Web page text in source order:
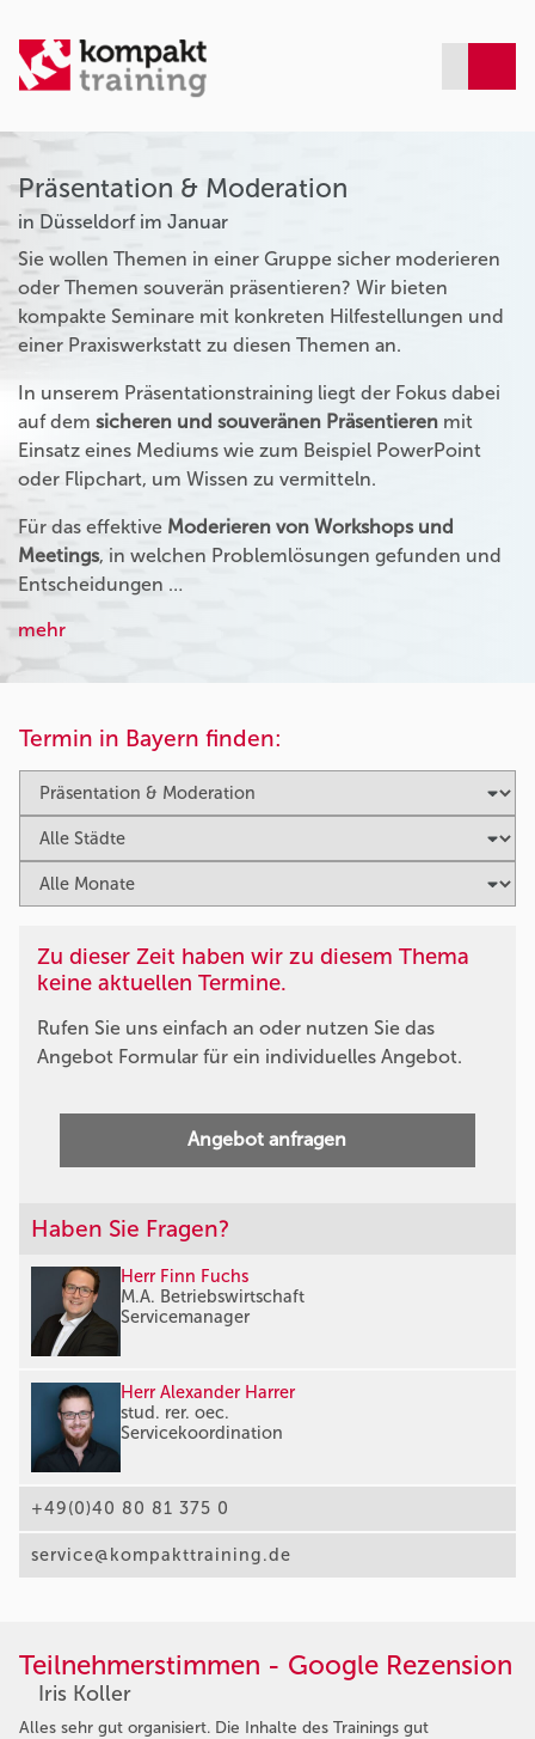
Präsentation & Moderation
in Düsseldorf im Januar
Sie wollen Themen in einer Gruppe sicher moderieren
oder Themen souverän präsentieren? Wir bieten
kompakte Seminare mit konkreten Hilfestellungen und
einer Praxiswerkstatt zu diesen Themen an.
In unserem Präsentationstraining liegt der Fokus dabei
auf dem sicheren und souveränen Präsentieren mit
Einsatz eines Mediums wie zum Beispiel PowerPoint
oder Flipchart, um Wissen zu vermitteln.
Für das effektive Moderieren von Workshops und
Meetings, in welchen Problemlösungen gefunden und
Entscheidungen …
mehr
Termin in Bayern finden:
Zu dieser Zeit haben wir zu diesem Thema
keine aktuellen Termine.
Rufen Sie uns einfach an oder nutzen Sie das
Angebot Formular für ein individuelles Angebot.
Angebot anfragen
Haben Sie Fragen?
Herr Finn Fuchs
M.A. Betriebswirtschaft
Servicemanager
Herr Alexander Harrer
stud. rer. oec.
Servicekoordination
+49(0)40 80 81 375 0
service@kompakttraining.de
Teilnehmerstimmen - Google Rezension
Iris Koller
Alles sehr gut organisiert. Die Inhalte des Trainings gut